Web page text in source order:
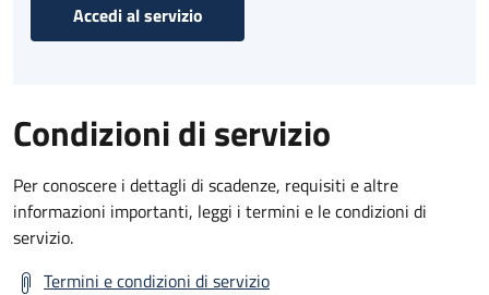
Accedi al servizio
Condizioni di servizio
Per conoscere i dettagli di scadenze, requisiti e altre
informazioni importanti, leggi i termini e le condizioni di
servizio.
Termini e condizioni di servizio